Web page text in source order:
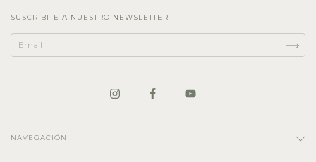
SUSCRIBITE A NUESTRO NEWSLETTER
NAVEGACIÓN